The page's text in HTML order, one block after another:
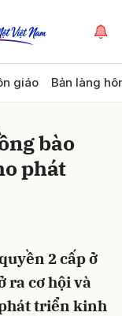
giáo Bản làng
bào
phát
2 cấp ở
ra cơ hội và
triển kinh